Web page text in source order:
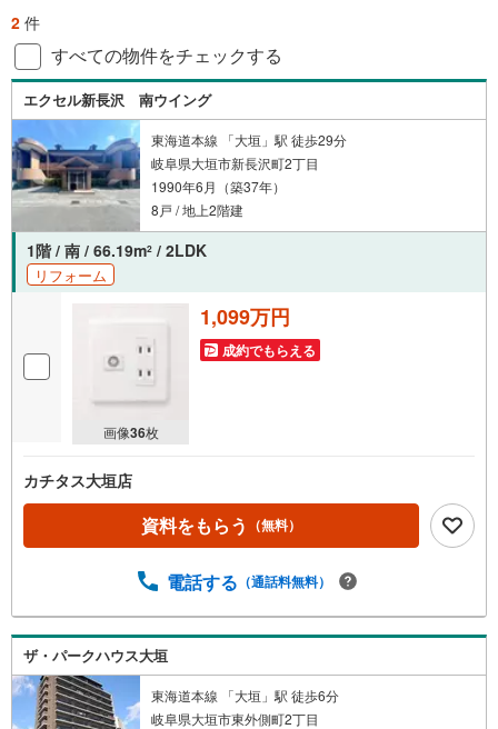
2 件
すべての物件をチェックする
エクセル新長沢 南ウイング
東海道本線 「大垣」駅 徒歩29分
岐阜県大垣市新長沢町2丁目
1990年6月（築37年）
8戸 / 地上2階建
1階 / 南 / 66.19m2 / 2LDK
リフォーム
画像36枚
1,099万円
成約でもらえる
カチタス大垣店
資料をもらう （無料）
電話する （通話料無料）
ザ・パークハウス大垣
東海道本線 「大垣」駅 徒歩6分
岐阜県大垣市東外側町2丁目